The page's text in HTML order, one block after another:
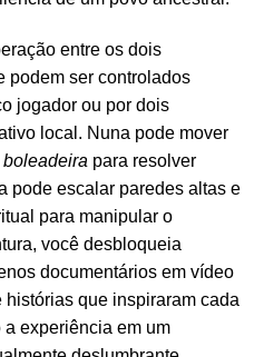
entre os dois
podem ser controlados
jogador ou por dois
local. Nuna pode mover
boleadeira para resolver
pode escalar paredes altas e
para manipular o
você desbloqueia
documentários em vídeo
que inspiraram cada
experiência em um